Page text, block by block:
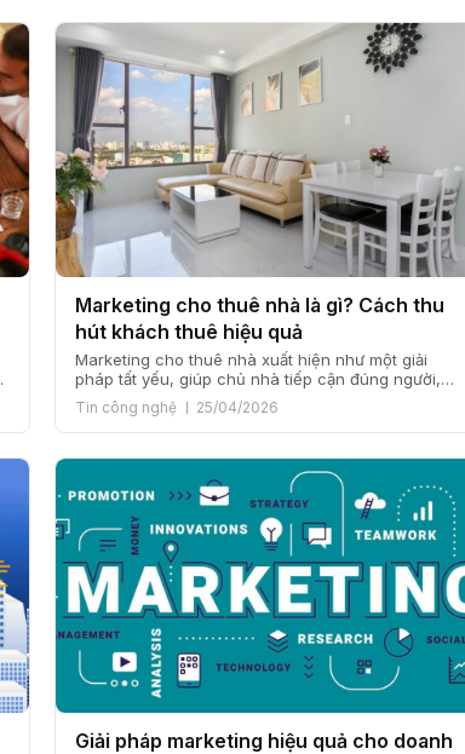
chính là bài toán […]
Marketing cho thuê nhà là gì? Cách thu
hút khách thuê hiệu quả
Marketing cho thuê nhà xuất hiện như một giải
pháp tất yếu, giúp chủ nhà tiếp cận đúng người,
đúng nhu cầu và rút ngắn thời gian trống phòng.
Dưới góc nhìn của VGMO, marketing cho thuê nhà
không đơn thuần là quảng bá phòng trống, mà là
quá trình xây dựng thông tin rõ […]
Tin công nghệ 25/04/2026
Giải pháp marketing hiệu quả cho doanh